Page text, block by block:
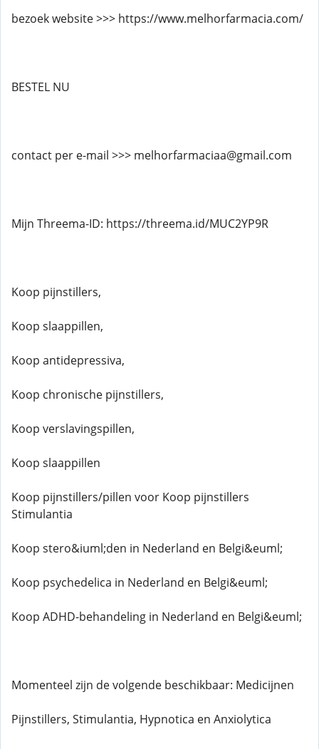
bezoek website >>> https://www.melhorfarmacia.com/
BESTEL NU
contact per e-mail >>> melhorfarmaciaa@gmail.com
Mijn Threema-ID: https://threema.id/MUC2YP9R
Koop pijnstillers,
Koop slaappillen,
Koop antidepressiva,
Koop chronische pijnstillers,
Koop verslavingspillen,
Koop slaappillen
Koop pijnstillers/pillen voor Koop pijnstillers
Stimulantia
Koop stero&iuml;den in Nederland en Belgi&euml;
Koop psychedelica in Nederland en Belgi&euml;
Koop ADHD-behandeling in Nederland en Belgi&euml;
Momenteel zijn de volgende beschikbaar: Medicijnen
Pijnstillers, Stimulantia, Hypnotica en Anxiolytica